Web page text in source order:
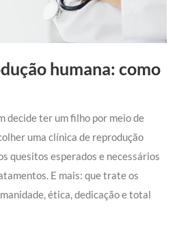
humana: como
decide ter um filho por meio de
uma clínica de reprodução
quesitos esperados e necessários
E mais: que trate os
ética, dedicação e total